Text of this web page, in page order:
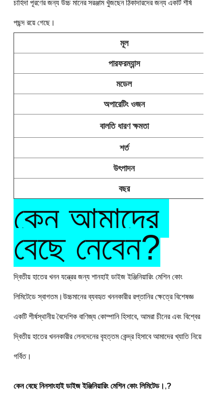
চাহিদা পূরণের জন্য উচ্চ মানের সরঞ্জাম খুঁজছেন ঠিকাদারদের জন্য একটি শীর্ষ
পছন্দ রয়ে গেছে।
মূল
পারফরম্যান্স
মডেল
অপারেটিং ওজন
বালতি ধারণ ক্ষমতা
শর্ত
উৎপাদন
বছর
কেন আমাদের
বেছে নেবেন?
দ্বিতীয় হাতের খনন যন্ত্রের জন্য শানহাই ডাইজ ইঞ্জিনিয়ারিং মেশিন কোং
লিমিটেডে স্বাগতম।উচ্চমানের ব্যবহৃত খননকারীর রপ্তানির ক্ষেত্রে বিশেষজ্ঞ
একটি শীর্ষস্থানীয় বৈদেশিক বাণিজ্য কোম্পানি হিসাবে, আমরা চীনের এবং বিশ্বের
দ্বিতীয় হাতের খননকারীর লেনদেনের বৃহত্তম কেন্দ্র হিসাবে আমাদের খ্যাতি নিয়ে
গর্বিত।
কেন বেছে নিনসাংহাই ডাইজ ইঞ্জিনিয়ারিং মেশিন কোং লিমিটেড। ,?